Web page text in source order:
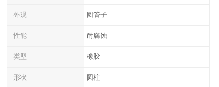
外观 圆管子
性能 耐腐蚀
类型 橡胶
形状 圆柱